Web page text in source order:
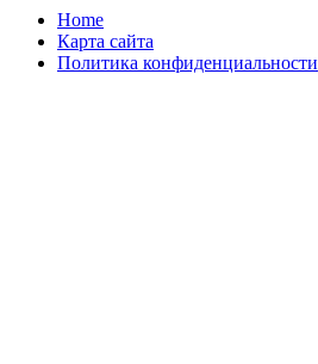
Home
Карта сайта
Политика конфиденциальности